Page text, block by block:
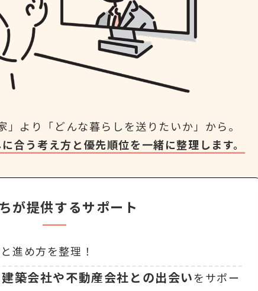
」より 「どんな暮らしを送りたいか」から。
合う考え方と優先順位を一緒に整理します。
が提供するサポート
と進め方を整理！
建築会社や不動産会社との出会いをサポー